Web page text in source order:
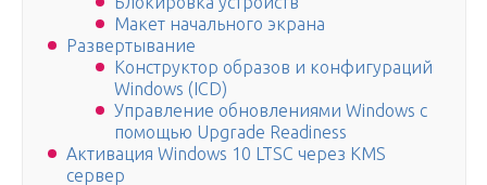
Макет начального экрана
Развертывание
Конструктор образов и конфигураций
Windows (ICD)
Управление обновлениями Windows с
помощью Upgrade Readiness
Активация Windows 10 LTSC через KMS
сервер